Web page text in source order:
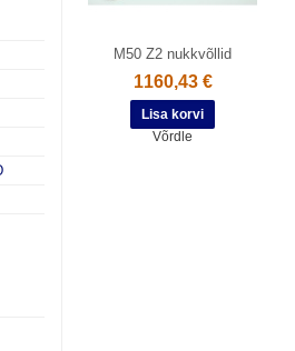
M50 Z2 nukkvõllid
1160,43 €
Võrdle